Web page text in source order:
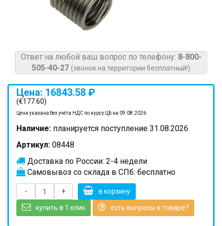
Ответ на любой ваш вопрос по телефону: 8-800-
505-40-27 (звонок на территории бесплатный!)
Цена: 16843.58 ₽
(€177.60)
Цена указана без учёта НДС по курсу ЦБ на 09.08.2026
Наличие: планируется поступление 31.08.2026
Артикул: 08448
Доставка по России: 2-4 недели
Самовывоз со склада в СПб: бесплатно
- + в корзину
купить в 1 клик есть вопросы о товаре?